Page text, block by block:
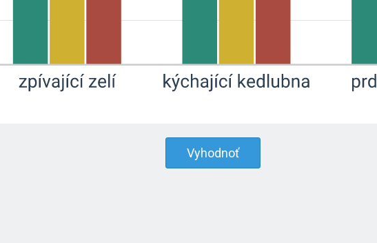
Vyhodnoť